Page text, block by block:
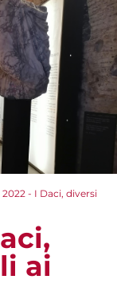
2022 - I Daci, diversi
ai